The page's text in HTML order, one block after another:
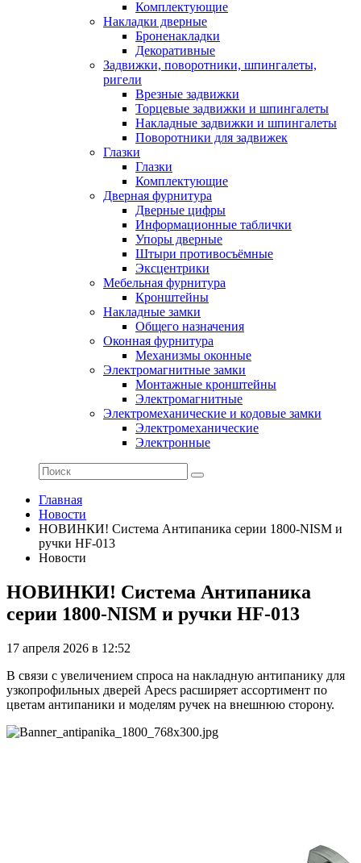
Комплектующие
Накладки дверные
Броненакладки
Декоративные
Задвижки, поворотники, шпингалеты,
ригели
Врезные задвижки
Торцевые задвижки и шпингалеты
Накладные задвижки и шпингалеты
Поворотники для задвижек
Глазки
Глазки
Комплектующие
Дверная фурнитура
Дверные цифры
Информационные таблички
Упоры дверные
Штыри противосъёмные
Эксцентрики
Мебельная фурнитура
Кронштейны
Накладные замки
Общего назначения
Оконная фурнитура
Механизмы оконные
Электромагнитные замки
Монтажные кронштейны
Электромагнитные
Электромеханические и кодовые замки
Электромеханические
Электронные
Главная
Новости
НОВИНКИ! Система Антипаника серии 1800-NISM и
ручки HF-013
Новости
НОВИНКИ! Система Антипаника
серии 1800-NISM и ручки HF-013
17 апреля 2026 в 12:52
В связи с увеличением спроса на накладную антипанику для
узкопрофильных дверей Apecs расширяет ассортимент по
цветам антипаники и моделям ручек на внешнюю сторону.